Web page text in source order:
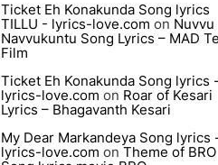
Ticket Eh Konakunda Song lyrics
TILLU - lyrics-love.com on Nuvvu
Navvukuntu Song Lyrics – MAD
Film
Ticket Eh Konakunda Song lyrics -
lyrics-love.com on Roar of Kesari
Lyrics – Bhagavanth Kesari
My Dear Markandeya Song lyrics
lyrics-love.com on Theme of BRO